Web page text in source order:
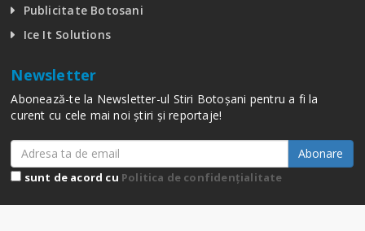
Publicitate Botosani
Ice It Solutions
Newsletter
Abonează-te la Newsletter-ul Stiri Botoșani pentru a fi la
curent cu cele mai noi știri și reportaje!
Abonare
sunt de acord cu Politica de confidențialitate